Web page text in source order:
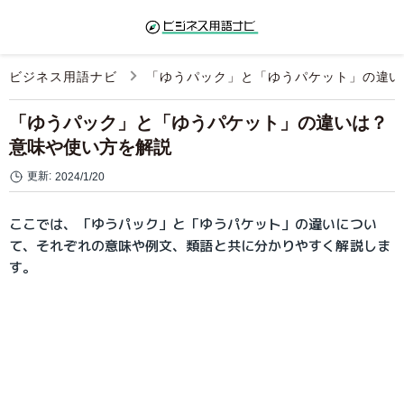
ビジネス用語ナビ 「ゆうパック」と「ゆうパケット」の違
「ゆうパック」と「ゆうパケット」の違いは？
意味や使い方を解説
更新: 2024/1/20
ここでは、「ゆうパック」と「ゆうパケット」の違いについ
て、それぞれの意味や例文、類語と共に分かりやすく解説しま
す。